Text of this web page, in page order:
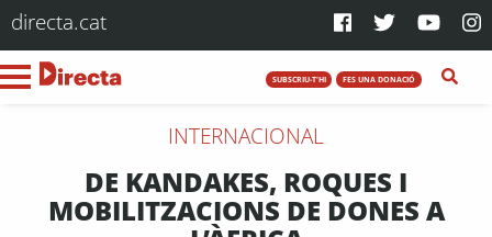
directa.cat
SUBSCRIU-T'HI FES UNA DONACIÓ
INTERNACIONAL
DE KANDAKES, ROQUES I
MOBILITZACIONS DE DONES A